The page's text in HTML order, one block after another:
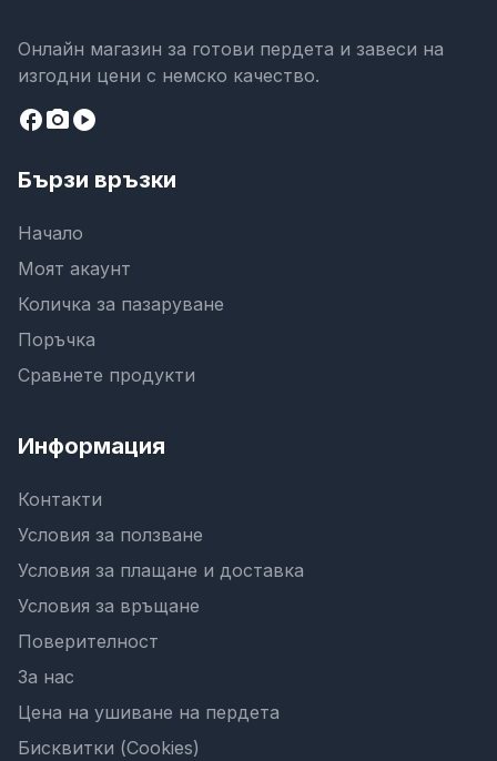
Онлайн магазин за готови пердета и завеси на
изгодни цени с немско качество.
facebookcamera_altplay_circle
Бързи връзки
Начало
Моят акаунт
Количка за пазаруване
Поръчка
Сравнете продукти
Информация
Контакти
Условия за ползване
Условия за плащане и доставка
Условия за връщане
Поверителност
За нас
Цена на ушиване на пердета
Бисквитки (Cookies)